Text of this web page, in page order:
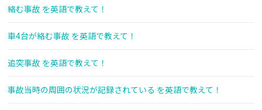
絡む事故 を英語で教えて！
車4台が絡む事故 を英語で教えて！
追突事故 を英語で教えて！
事故当時の周囲の状況が記録されている を英語で教えて！